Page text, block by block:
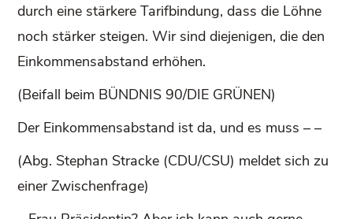
durch eine stärkere Tarifbindung, dass die Löhne
noch stärker steigen. Wir sind diejenigen, die den
Einkommensabstand erhöhen.
(Beifall beim BÜNDNIS 90/DIE GRÜNEN)
Der Einkommensabstand ist da, und es muss – –
(Abg. Stephan Stracke (CDU/CSU) meldet sich zu
einer Zwischenfrage)